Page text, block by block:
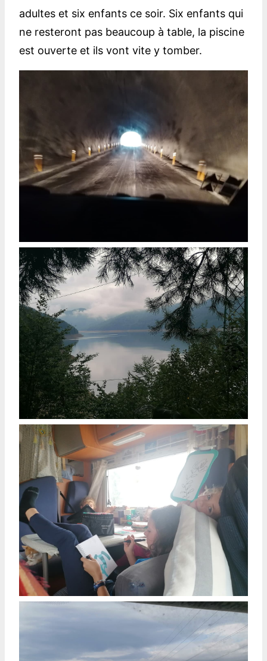
adultes et six enfants ce soir. Six enfants qui
ne resteront pas beaucoup à table, la piscine
est ouverte et ils vont vite y tomber.